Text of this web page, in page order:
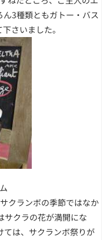
3種類ともガトー・バス
さいました。
クランボの季節ではなか
サクラの花が満開にな
ては、サクランボ祭りが